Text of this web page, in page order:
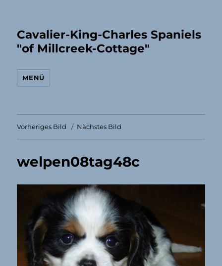
Cavalier-King-Charles Spaniels
"of Millcreek-Cottage"
MENÜ
Vorheriges Bild Nächstes Bild
welpen08tag48c